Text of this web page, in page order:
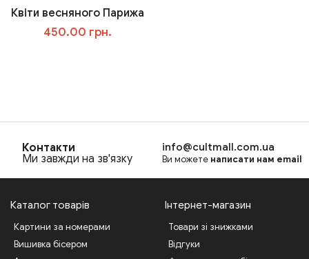
Квіти весняного Парижа
450.00 грн.
Контакти
Ми завжди на зв'язку
info@cultmall.com.ua
Ви можете написати нам email
Каталог товарів
Картини за номерами
Вишивка бісером
Інтернет-магазин
Товари зі знижками
Відгуки